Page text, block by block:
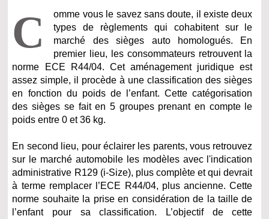
C
omme vous le savez sans doute, il existe deux
types de règlements qui cohabitent sur le
marché des sièges auto homologués. En
premier lieu, les consommateurs retrouvent la
norme ECE R44/04. Cet aménagement juridique est
assez simple, il procède à une classification des sièges
en fonction du poids de l’enfant. Cette catégorisation
des sièges se fait en 5 groupes prenant en compte le
poids entre 0 et 36 kg.
En second lieu, pour éclairer les parents, vous retrouvez
sur le marché automobile les modèles avec l'indication
administrative R129 (i-Size), plus complète et qui devrait
à terme remplacer l’ECE R44/04, plus ancienne. Cette
norme souhaite la prise en considération de la taille de
l’enfant pour sa classification. L’objectif de cette